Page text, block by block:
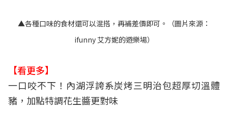
▲各種口味的食材還可以混搭，再補差價即可。（圖片來源：
ifunny 艾方妮的遊樂場）
【看更多】
一口咬不下！內湖浮誇系炭烤三明治包超厚切溫體
豬，加點特調花生醬更對味